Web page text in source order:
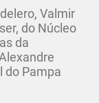
Valmir
do Núcleo
da
do Pampa